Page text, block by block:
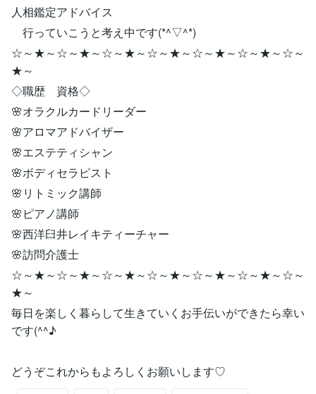
人相鑑定アドバイス
行っていこうと考え中です(*^▽^*)
☆～★～☆～★～☆～★～☆～★～☆～★～☆～★～☆～
★～
◇職歴 資格◇
🌸オラクルカードリーダー
🌸アロマアドバイザー
🌸エステティシャン
🌸ボディセラピスト
🌸リトミック講師
🌸ピアノ講師
🌸西洋臼井レイキティーチャー
🌸訪問介護士
☆～★～☆～★～☆～★～☆～★～☆～★～☆～★～☆～
★～
毎日を楽しく暮らして生きていくお手伝いができたら幸い
です(^^♪
どうぞこれからもよろしくお願いします♡